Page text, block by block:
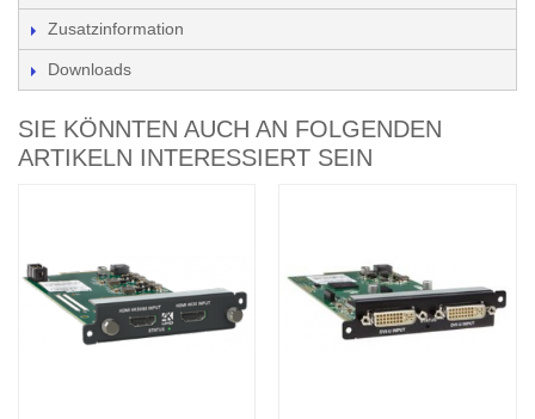
Zusatzinformation
Downloads
SIE KÖNNTEN AUCH AN FOLGENDEN
ARTIKELN INTERESSIERT SEIN